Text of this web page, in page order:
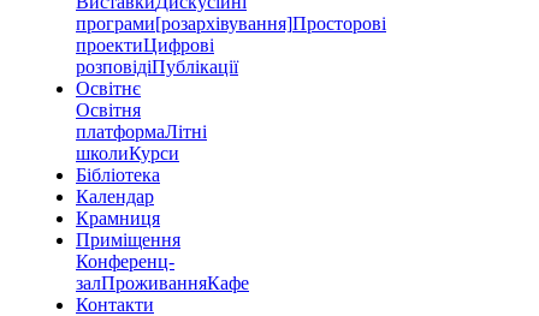
програми[розархівування]Просторові
проектиЦифрові
розповідіПублікації
Освітнє
Освітня
платформаЛітні
школиКурси
Бібліотека
Календар
Крамниця
Приміщення
Конференц-
залПроживанняКафе
Контакти